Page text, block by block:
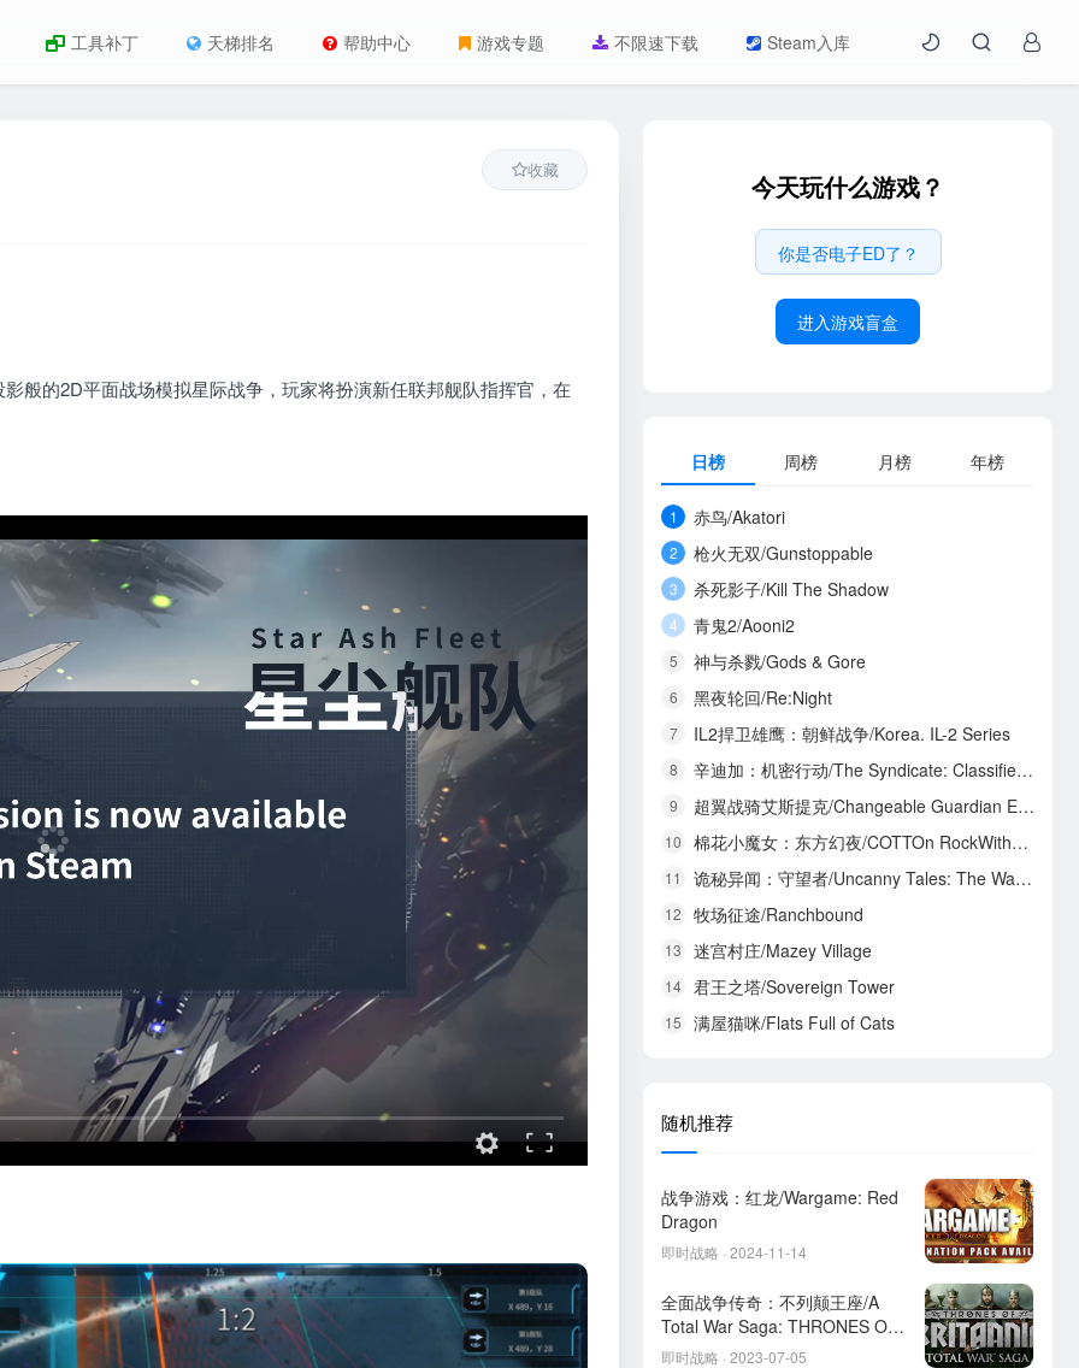
工具补丁 天梯排名 帮助中心 游戏专题 不限速下载 Steam入库
收藏
般的2D平面战场模拟星际战争，玩家将扮演新任联邦舰队指挥官，在
今天玩什么游戏？
你是否电子ED了？
进入游戏盲盒
日榜 周榜 月榜 年榜
1 赤鸟/Akatori
2 枪火无双/Gunstoppable
3 杀死影子/Kill The Shadow
4 青鬼2/Aooni2
5 神与杀戮/Gods & Gore
6 黑夜轮回/Re:Night
7 IL2捍卫雄鹰：朝鲜战争/Korea. IL-2 Series
8 辛迪加：机密行动/The Syndicate: Classified Operations
9 超翼战骑艾斯提克/Changeable Guardian ESTIQUE
10 棉花小魔女：东方幻夜/COTTOn RockWithYou -ORIENTAL NIGHT DREAMS-
11 诡秘异闻：守望者/Uncanny Tales: The Watcher
12 牧场征途/Ranchbound
13 迷宫村庄/Mazey Village
14 君王之塔/Sovereign Tower
15 满屋猫咪/Flats Full of Cats
随机推荐
战争游戏：红龙/Wargame: Red
Dragon
即时战略 · 2024-11-14
全面战争传奇：不列颠王座/A
Total War Saga: THRONES OF
BRITANNIA
即时战略 · 2023-07-05